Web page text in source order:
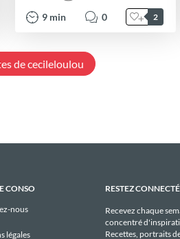
9 min 0 2
de cecileloulou
CONSO
nous
légales
RESTEZ CONNECTÉ
Recevez chaque
concentré
Recettes, portraits